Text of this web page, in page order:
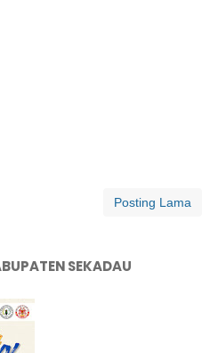
Posting Lama
SEKADAU